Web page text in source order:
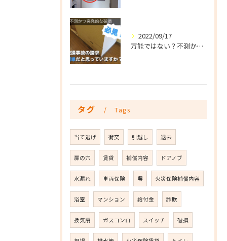
2022/09/17
万能ではない？不測かつ突発的な破損を詳しく説明
タグ Tags
当て逃げ 衝突 引越し 退去
扉の穴 賃貸 補償内容 ドアノブ
水漏れ 車両保険 塀 火災保険補償内容
浴室 マンション 給付金 詐欺
換気扇 ガスコンロ スイッチ 破損